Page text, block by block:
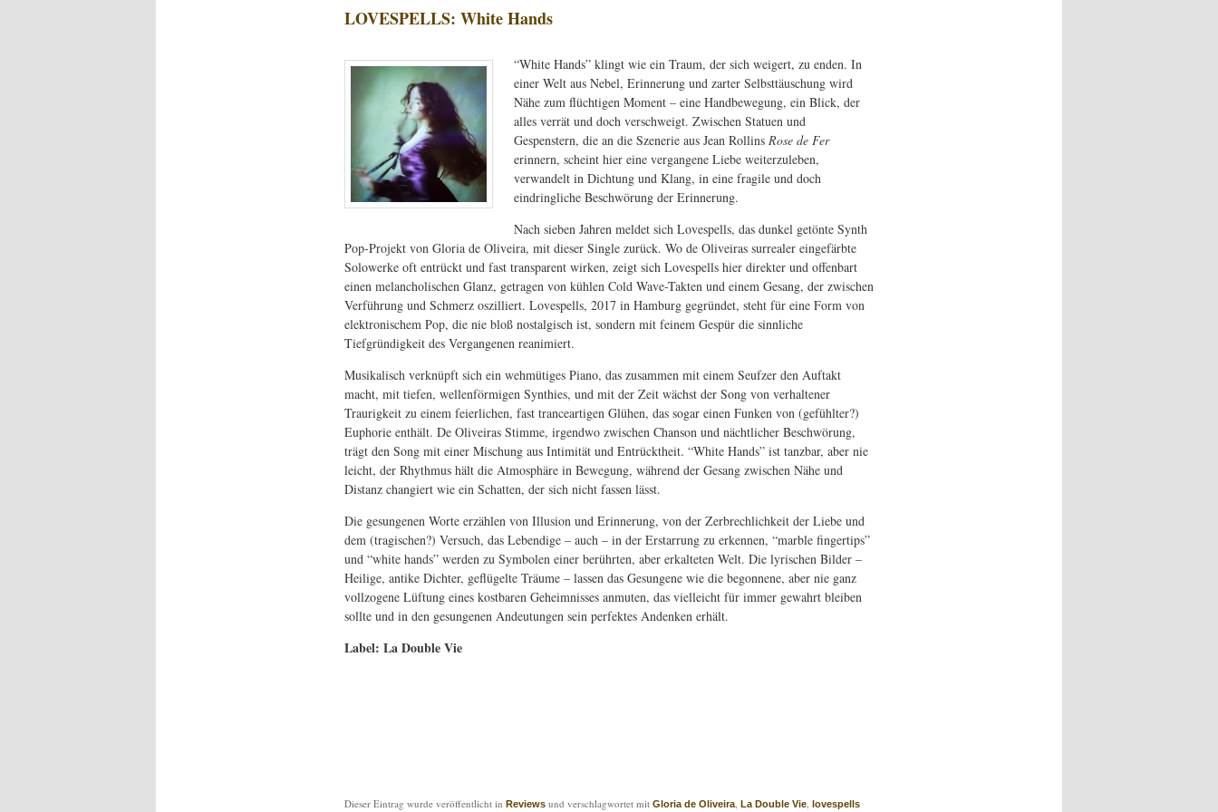
LOVESPELLS: White Hands
“White Hands” klingt wie ein Traum, der sich weigert, zu enden. In
einer Welt aus Nebel, Erinnerung und zarter Selbsttäuschung wird
Nähe zum flüchtigen Moment – eine Handbewegung, ein Blick, der
alles verrät und doch verschweigt. Zwischen Statuen und
Gespenstern, die an die Szenerie aus Jean Rollins Rose de Fer
erinnern, scheint hier eine vergangene Liebe weiterzuleben,
verwandelt in Dichtung und Klang, in eine fragile und doch
eindringliche Beschwörung der Erinnerung.
Nach sieben Jahren meldet sich Lovespells, das dunkel getönte Synth
Pop-Projekt von Gloria de Oliveira, mit dieser Single zurück. Wo de Oliveiras surrealer eingefärbte
Solowerke oft entrückt und fast transparent wirken, zeigt sich Lovespells hier direkter und offenbart
einen melancholischen Glanz, getragen von kühlen Cold Wave-Takten und einem Gesang, der zwischen
Verführung und Schmerz oszilliert. Lovespells, 2017 in Hamburg gegründet, steht für eine Form von
elektronischem Pop, die nie bloß nostalgisch ist, sondern mit feinem Gespür die sinnliche
Tiefgründigkeit des Vergangenen reanimiert.
Musikalisch verknüpft sich ein wehmütiges Piano, das zusammen mit einem Seufzer den Auftakt
macht, mit tiefen, wellenförmigen Synthies, und mit der Zeit wächst der Song von verhaltener
Traurigkeit zu einem feierlichen, fast tranceartigen Glühen, das sogar einen Funken von (gefühlter?)
Euphorie enthält. De Oliveiras Stimme, irgendwo zwischen Chanson und nächtlicher Beschwörung,
trägt den Song mit einer Mischung aus Intimität und Entrücktheit. “White Hands” ist tanzbar, aber nie
leicht, der Rhythmus hält die Atmosphäre in Bewegung, während der Gesang zwischen Nähe und
Distanz changiert wie ein Schatten, der sich nicht fassen lässt.
Die gesungenen Worte erzählen von Illusion und Erinnerung, von der Zerbrechlichkeit der Liebe und
dem (tragischen?) Versuch, das Lebendige – auch – in der Erstarrung zu erkennen, “marble fingertips”
und “white hands” werden zu Symbolen einer berührten, aber erkalteten Welt. Die lyrischen Bilder –
Heilige, antike Dichter, geflügelte Träume – lassen das Gesungene wie die begonnene, aber nie ganz
vollzogene Lüftung eines kostbaren Geheimnisses anmuten, das vielleicht für immer gewahrt bleiben
sollte und in den gesungenen Andeutungen sein perfektes Andenken erhält.
Label: La Double Vie
Dieser Eintrag wurde veröffentlicht in Reviewsund verschlagwortet mit Gloria de Oliveira, La Double Vie, lovespells